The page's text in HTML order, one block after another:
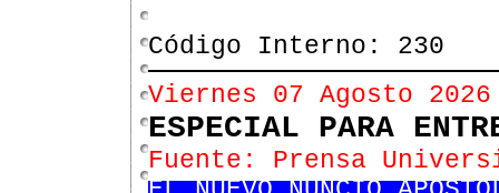
Código Interno: 230
Viernes 07 Agosto 2026
ESPECIAL PARA
Fuente: Prensa